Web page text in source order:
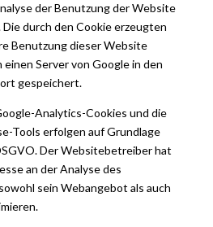
der Benutzung der Website
durch den Cookie erzeugten
Benutzung dieser Website
einen Server von Google in den
gespeichert.
Analytics-Cookies und die
Tools erfolgen auf Grundlage
Der Websitebetreiber hat
an der Analyse des
sein Webangebot als auch